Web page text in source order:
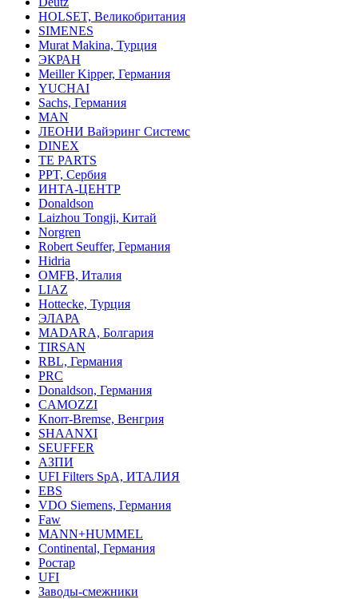
HOLSET, Великобритания
SIMENES
Murat Makina, Турция
ЭКРАН
Meiller Kipper, Германия
YUCHAI
Sachs, Германия
MAN
ЛЕОНИ Вайэринг Системс
DINEX
TE PARTS
PPT, Сербия
ИНТА-ЦЕНТР
Donaldson
Laizhou Tongji, Китай
Norgren
Robert Seuffer, Германия
Hidria
OMFB, Италия
LIAZ
Hottecke, Турция
ЭЛАРА
MADARA, Болгария
TIRSAN
RBL, Германия
PRC
Donaldson, Германия
CAMOZZI
Knorr-Bremse, Венгрия
SHAANXI
SEUFFER
АЗПИ
UFI Filters SpA, ИТАЛИЯ
EBS
VDO Siemens, Германия
Faw
MANN+HUMMEL
Continental, Германия
Ростар
UFI
Заводы-смежники